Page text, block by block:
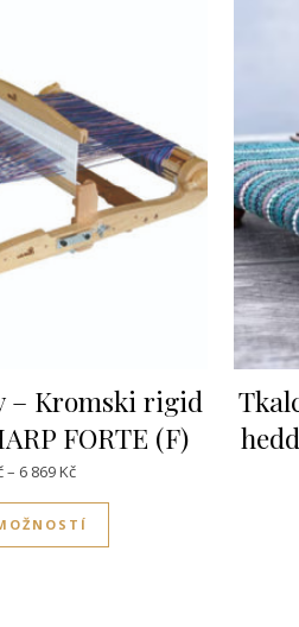
– Kromski rigid
FORTE (F)
– 6 869KčRozpětí cen: 4 999Kč až 6 869Kč